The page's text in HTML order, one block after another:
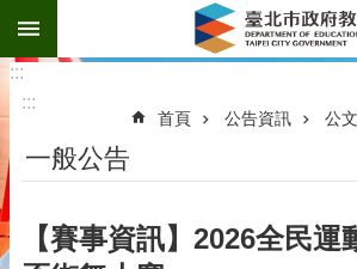
跳到主要內容區塊
:::
:::
首頁 公告資訊 公
一般公告
【賽事資訊】2026全民